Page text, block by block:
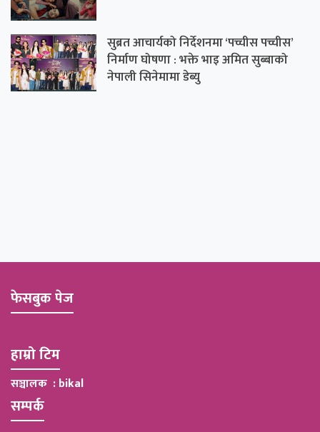
सुब्रत आचार्यको निर्देशनमा ‘पच्चीस पच्चीस’
निर्माण घोषणा : भक्ते भाइ अमित सुब्बाको
नेपाली सिनेमामा डेब्यु
फेसबुक पेज
हाम्रो टिम
सञ्चालक : bikal
सम्पर्क